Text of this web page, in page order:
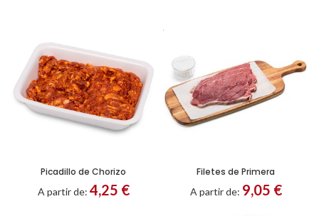
pedidos
superiores
a
90€
Picadillo de Chorizo
A partir de: 4,25 €
Filetes de Primera
A partir de: 9,05 €